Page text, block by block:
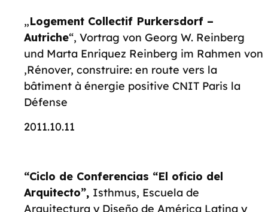
„Logement Collectif Purkersdorf –
Autriche“, Vortrag von Georg W. Reinberg
und Marta Enriquez Reinberg im Rahmen von
‚Rénover, construire: en route vers la
bâtiment à énergie positive CNIT Paris la
Défense
2011.10.11
“Ciclo de Conferencias “El oficio del
Arquitecto”, Isthmus, Escuela de
Arquitectura y Diseño de América Latina y